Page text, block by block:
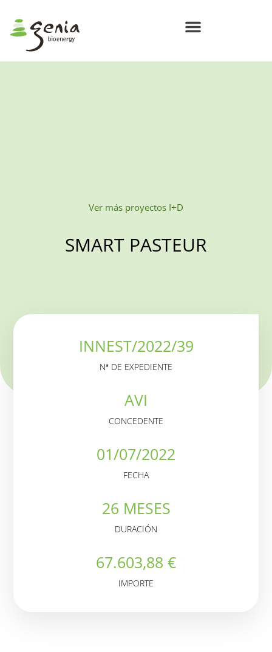
Ver más proyectos I+D
SMART PASTEUR
INNEST/2022/39
Nª DE EXPEDIENTE
AVI
CONCEDENTE
01/07/2022
FECHA
26 MESES
DURACIÓN
67.603,88 €
IMPORTE